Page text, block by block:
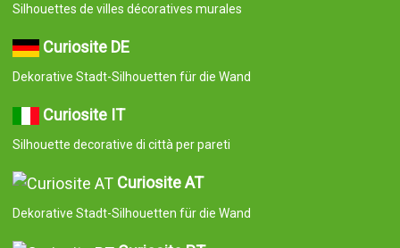
Silhouettes de villes décoratives murales
Curiosite DE
Dekorative Stadt-Silhouetten für die Wand
Curiosite IT
Silhouette decorative di città per pareti
Curiosite AT
Dekorative Stadt-Silhouetten für die Wand